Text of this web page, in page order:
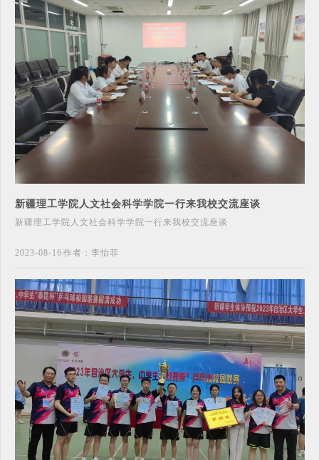
新疆理工学院人文社会科学学院一行来我校交流座谈
新疆理工学院人文社会科学学院一行来我校交流座谈
2023-08-16 作者：李怡菲